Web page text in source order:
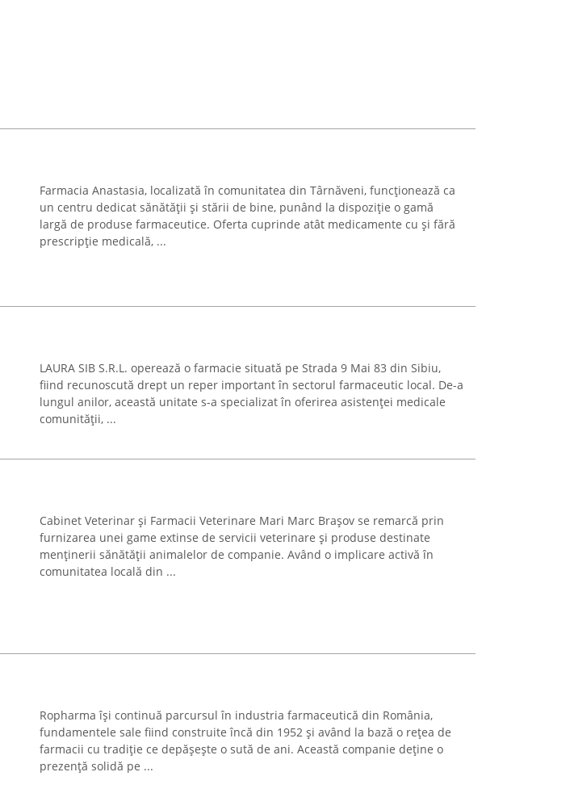
Farmacia Anastasia, localizată în comunitatea din Târnăveni, funcționează ca
un centru dedicat sănătății și stării de bine, punând la dispoziție o gamă
largă de produse farmaceutice. Oferta cuprinde atât medicamente cu și fără
prescripție medicală, ...
LAURA SIB S.R.L. operează o farmacie situată pe Strada 9 Mai 83 din Sibiu,
fiind recunoscută drept un reper important în sectorul farmaceutic local. De-a
lungul anilor, această unitate s-a specializat în oferirea asistenței medicale
comunității, ...
Cabinet Veterinar și Farmacii Veterinare Mari Marc Brașov se remarcă prin
furnizarea unei game extinse de servicii veterinare și produse destinate
menținerii sănătății animalelor de companie. Având o implicare activă în
comunitatea locală din ...
Ropharma își continuă parcursul în industria farmaceutică din România,
fundamentele sale fiind construite încă din 1952 și având la bază o rețea de
farmacii cu tradiție ce depășește o sută de ani. Această companie deține o
prezență solidă pe ...